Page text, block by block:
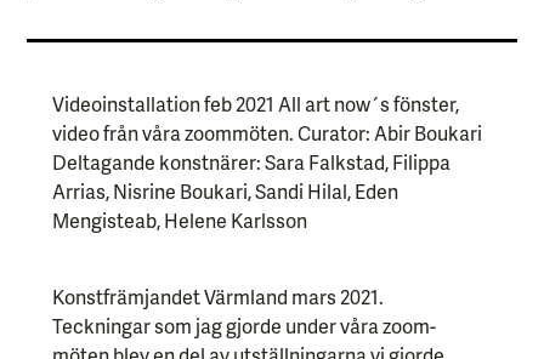
Videoinstallation feb 2021 All art now´s fönster,
video från våra zoommöten. Curator: Abir Boukari
Deltagande konstnärer: Sara Falkstad, Filippa
Arrias, Nisrine Boukari, Sandi Hilal, Eden
Mengisteab, Helene Karlsson
Konstfrämjandet Värmland mars 2021.
Teckningar som jag gjorde under våra zoom-